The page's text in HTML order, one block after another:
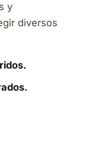
y
diversos